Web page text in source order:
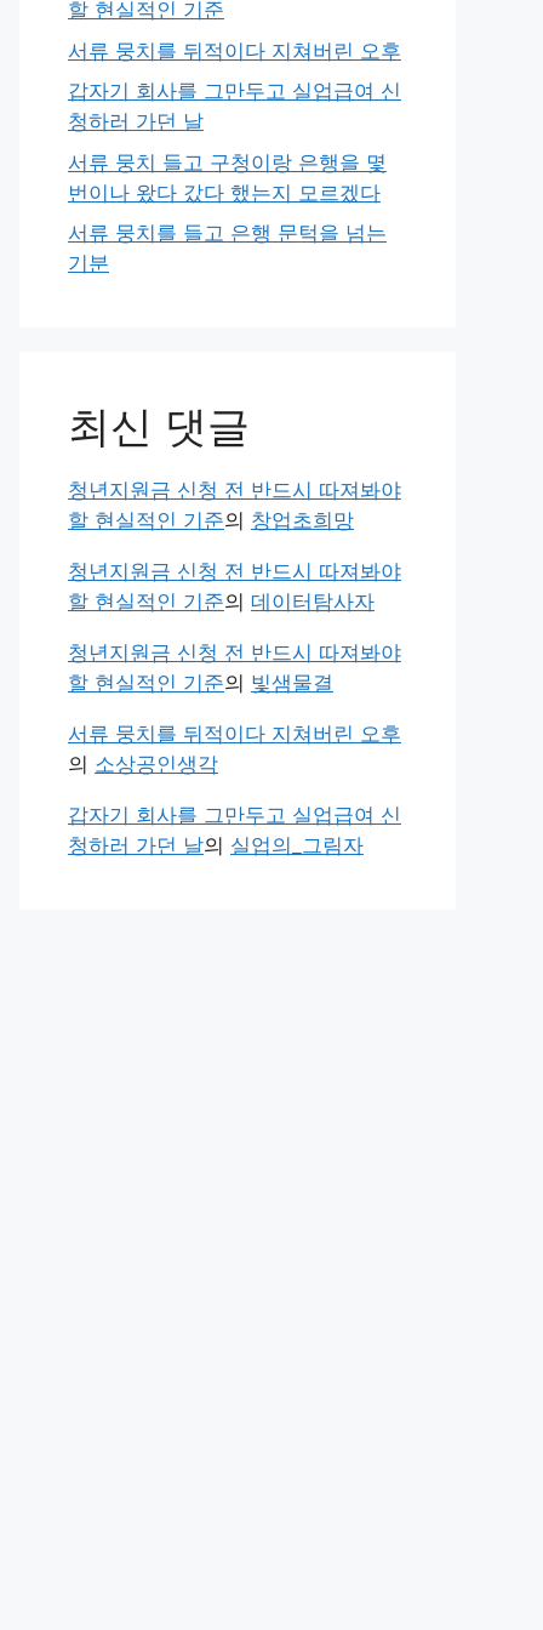
할 현실적인 기준
서류 뭉치를 뒤적이다 지쳐버린 오후
갑자기 회사를 그만두고 실업급여 신
청하러 가던 날
서류 뭉치 들고 구청이랑 은행을 몇
번이나 왔다 갔다 했는지 모르겠다
서류 뭉치를 들고 은행 문턱을 넘는
기분
최신 댓글
청년지원금 신청 전 반드시 따져봐야
할 현실적인 기준의 창업초희망
청년지원금 신청 전 반드시 따져봐야
할 현실적인 기준의 데이터탐사자
청년지원금 신청 전 반드시 따져봐야
할 현실적인 기준의 빛샘물결
서류 뭉치를 뒤적이다 지쳐버린 오후
의 소상공인생각
갑자기 회사를 그만두고 실업급여 신
청하러 가던 날의 실업의_그림자